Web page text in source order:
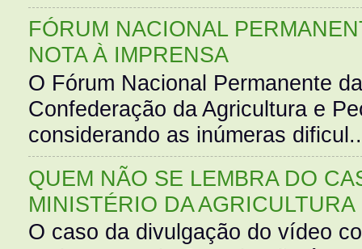
FÓRUM NACIONAL
NOTA À IMPRENSA
O Fórum Nacional Permanente
Confederação da Agricultura e
considerando as inúmeras
QUEM NÃO SE LEMBRA DO
MINISTÉRIO DA AGRICULTURA
O caso da divulgação do vídeo